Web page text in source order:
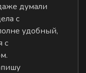
думали
с
удобный,
с